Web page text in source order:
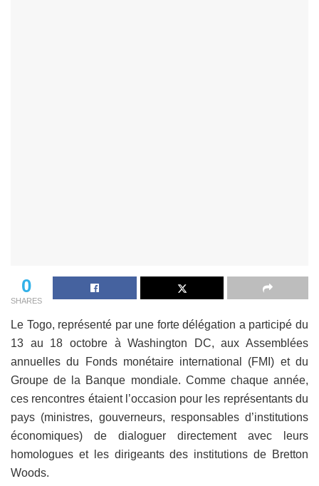
0
SHARES
Le Togo, représenté par une forte délégation a participé du
13 au 18 octobre à Washington DC, aux Assemblées
annuelles du Fonds monétaire international (FMI) et du
Groupe de la Banque mondiale. Comme chaque année,
ces rencontres étaient l’occasion pour les représentants du
pays (ministres, gouverneurs, responsables d’institutions
économiques) de dialoguer directement avec leurs
homologues et les dirigeants des institutions de Bretton
Woods.